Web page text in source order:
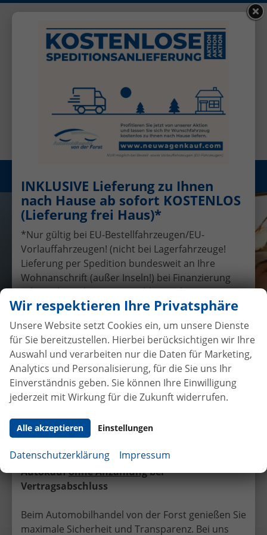
Öffnungszeiten: Mo - Fr 08.00 - 17.00
Registrieren
Übergabe eines EU-
Neufahrzeuges VW Polo an
Familie Ihmer.
10.5.2016 •
Vorheriger Eintrag
Wir respektieren Ihre Privatsphäre
Unsere Website setzt Cookies ein, um unsere Dienste
für Sie bereitzustellen. Hierbei berücksichtigen wir Ihre
Auswahl und verarbeiten nur die Daten für Marketing,
Analytics und Personalisierung, für die Sie uns Ihr
Einverständnis geben. Sie können Ihre Einwilligung
jederzeit mit Wirkung für die Zukunft widerrufen.
Alle akzeptieren Einstellungen
Datenschutzerklärung Impressum
INKLUSIVE Lieferung zu Ihnen
nach Hause ab sofort KOSTENLOS
(Lieferung frei Haus)*
*Nur gültig bei EU-Bestellfahrzeugen/EU-
Vorlauffahrzeugen! (nicht bei Lagerfahrzeuge!
Lieferung per Spedition bundesweit an Ihre
Wohnanschrift (außer Inseln!) bei Finanzierung
oder Gebrauchtwagen-Inzahlungnahme,
Auslieferung nur am Hauptsitz in Selfkant-
Tüddern
möglich.
Autokaufohne Anzahlungbei
Vertragsabschluss
Beim Automobilhandel von der Forst genießen Sie
maximale Sicherheit und Transparenz. Bei uns